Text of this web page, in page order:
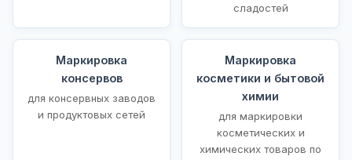
сладостей
Маркировка
консервов
для консервных заводов
и продуктовых сетей
Маркировка
косметики и бытовой
химии
для маркировки
косметических и
химических товаров по